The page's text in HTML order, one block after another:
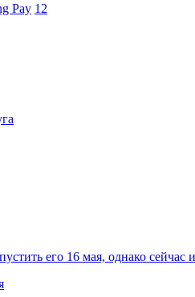
Pay 12
его 16 мая, однако сейчас